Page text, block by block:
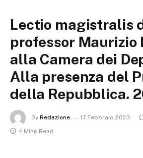
Lectio magistralis
professor Maurizio
alla Camera dei
Alla presenza del
della Repubblica.
By Redazione 17 Febbraio 2023
4 Mins Read